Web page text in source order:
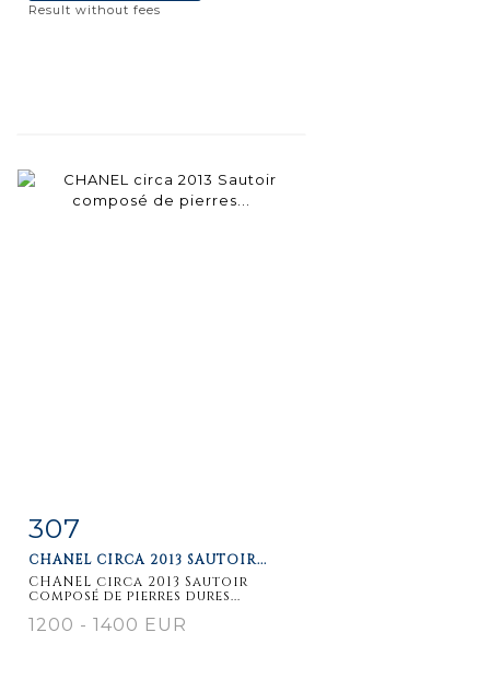
Result without fees
Item detail
307
CHANEL CIRCA 2013 SAUTOIR...
CHANEL circa 2013 Sautoir
composé de pierres dures...
1200 - 1400 EUR